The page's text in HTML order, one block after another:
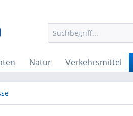
Natur Verkehrsmittel